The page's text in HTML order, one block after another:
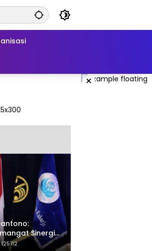
×
Sinergi
dalam
125112